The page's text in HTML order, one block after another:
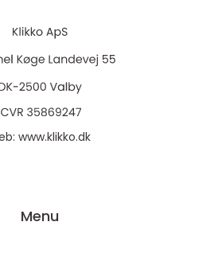
www.klikko.dk
Menu